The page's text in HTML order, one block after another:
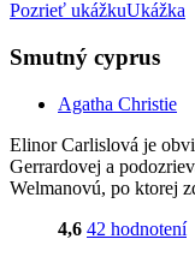
Pozrieť ukážkuUkážka
Smutný cyprus
Agatha Christie
Elinor Carlislová je
Gerrardovej a
Welmanovú, po ktorej
4,6 42 hodnotení